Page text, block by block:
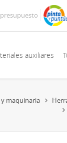
auxiliares
maquinaria